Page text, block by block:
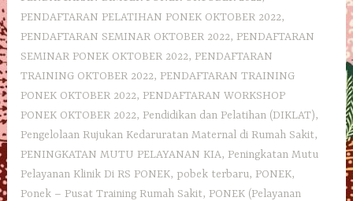
PENDAFTARAN PELATIHAN PONEK OKTOBER 2022,
PENDAFTARAN SEMINAR OKTOBER 2022, PENDAFTARAN
SEMINAR PONEK OKTOBER 2022, PENDAFTARAN
TRAINING OKTOBER 2022, PENDAFTARAN TRAINING
PONEK OKTOBER 2022, PENDAFTARAN WORKSHOP
PONEK OKTOBER 2022, Pendidikan dan Pelatihan (DIKLAT),
Pengelolaan Rujukan Kedaruratan Maternal di Rumah Sakit,
PENINGKATAN MUTU PELAYANAN KIA, Peningkatan Mutu
Pelayanan Klinik Di RS PONEK, pobek terbaru, PONEK,
Ponek – Pusat Training Rumah Sakit, PONEK (Pelayanan